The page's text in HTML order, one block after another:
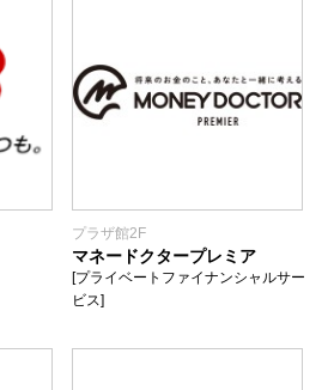
プラザ館2F
マネードクタープレミア
[プライベートファイナンシャルサー
ビス]